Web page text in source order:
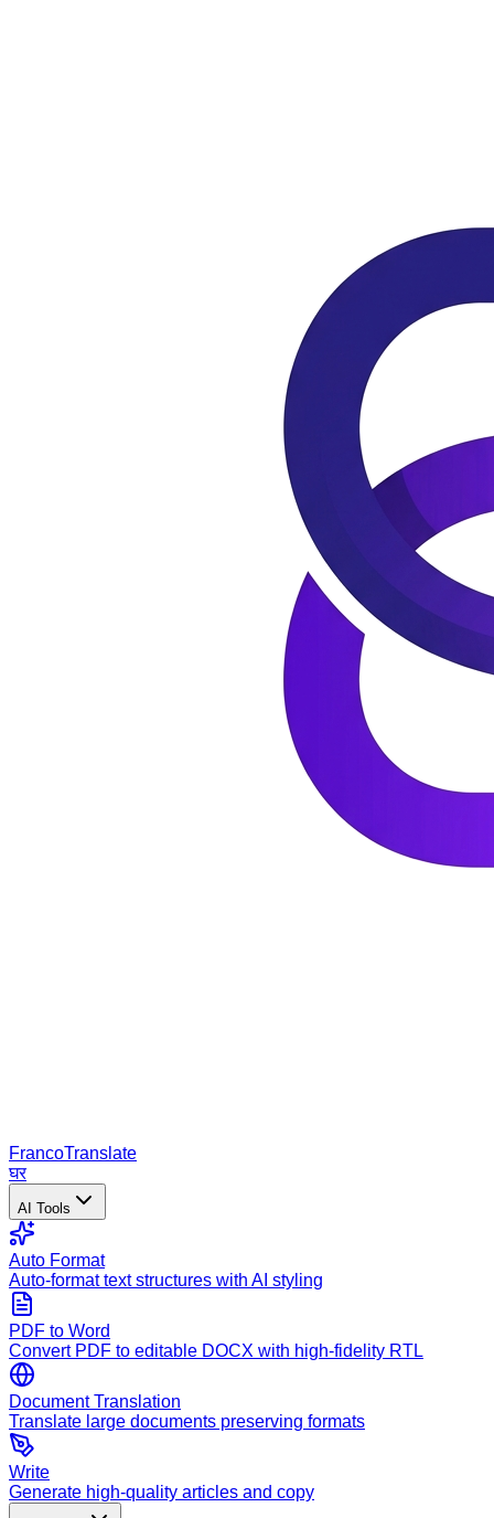
FrancoTranslate
घर
AI Tools
Auto Format
Auto-format text structures with AI styling
PDF to Word
Convert PDF to editable DOCX with high-fidelity RTL
Document Translation
Translate large documents preserving formats
Write
Generate high-quality articles and copy